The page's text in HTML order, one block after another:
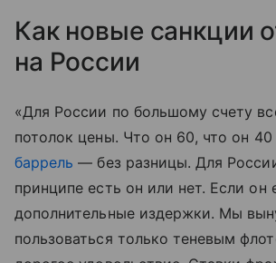
Как новые санкции
на России
«Для России по большому счету
потолок цены. Что он 60, что он 40
баррель — без разницы. Для
принципе есть он или нет. Если он
дополнительные издержки. Мы
пользоваться только теневым